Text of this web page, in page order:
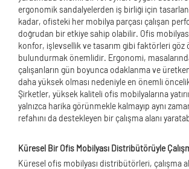
ergonomik sandalyelerden iş birliği için
kadar, ofisteki her mobilya parçası çalışan
doğrudan bir etkiye sahip olabilir. Ofis
konfor, işlevsellik ve tasarım gibi faktörleri göz
bulundurmak önemlidir. Ergonomi,
çalışanların gün boyunca odaklanma ve
daha yüksek olması nedeniyle en önemli
Şirketler, yüksek kaliteli ofis mobilyalarına
yalnızca harika görünmekle kalmayıp aynı
refahını da destekleyen bir çalışma alanı
Küresel Bir Ofis Mobilyası Distribütörüyle
Küresel ofis mobilyası distribütörleri, çalışma